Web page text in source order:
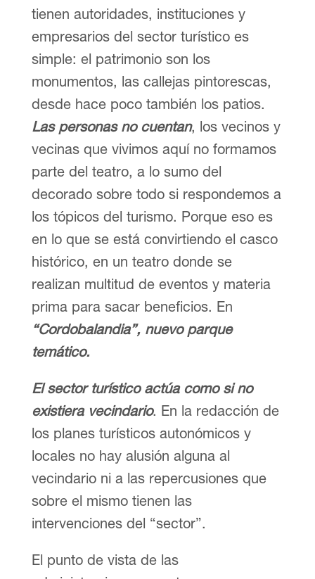
tienen autoridades, instituciones y
empresarios del sector turístico es
simple: el patrimonio son los
monumentos, las callejas pintorescas,
desde hace poco también los patios.
Las personas no cuentan, los vecinos y
vecinas que vivimos aquí no formamos
parte del teatro, a lo sumo del
decorado sobre todo si respondemos a
los tópicos del turismo. Porque eso es
en lo que se está convirtiendo el casco
histórico, en un teatro donde se
realizan multitud de eventos y materia
prima para sacar beneficios. En
“Cordobalandia”, nuevo parque
temático.
El sector turístico actúa como si no
existiera vecindario. En la redacción de
los planes turísticos autonómicos y
locales no hay alusión alguna al
vecindario ni a las repercusiones que
sobre el mismo tienen las
intervenciones del “sector”.
El punto de vista de las